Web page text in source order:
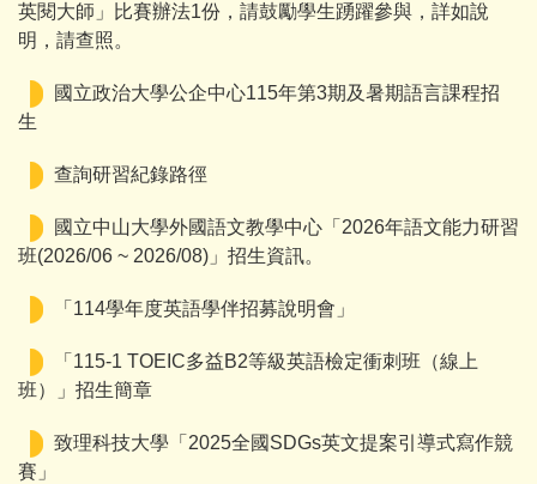
英閱大師」比賽辦法1份，請鼓勵學生踴躍參與，詳如說
明，請查照。
國立政治大學公企中心115年第3期及暑期語言課程招
生
查詢研習紀錄路徑
國立中山大學外國語文教學中心「2026年語文能力研習
班(2026/06 ~ 2026/08)」招生資訊。
「114學年度英語學伴招募說明會」
「115-1 TOEIC多益B2等級英語檢定衝刺班（線上
班）」招生簡章
致理科技大學「2025全國SDGs英文提案引導式寫作競
賽」